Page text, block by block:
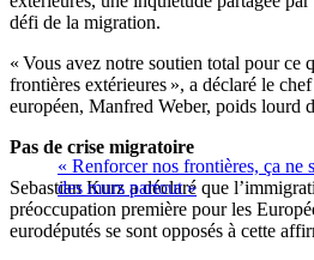
défi de la migration.
« Vous avez notre soutien total pour ce
frontières extérieures », a déclaré le
européen, Manfred Weber, poids lourd
« Renforcer nos frontières, ça ne
des murs partout »
Pas de crise migratoire
Sebastian Kurz a déclaré que
préoccupation première pour les
eurodéputés se sont opposés à cette